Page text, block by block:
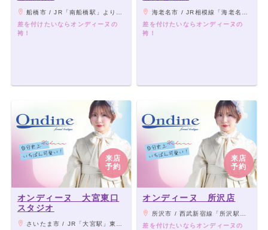
オンディーヌ 川越クレアモール店
オンディーヌ 帯広店
船橋市 / JR「南船橋駅」より徒歩5分、京成「船橋競馬場駅」より徒歩10分
差を付けたいならオンディーヌの
袴！
海老名市 / JR相模線「海老名駅」直結、小田急線「海老名駅」より徒歩3分、相模鉄道本線「海老名駅」より徒歩4分
差を付けたいならオンディーヌの
袴！
来店
予約
オンディーヌ 大宮東口
スタジオ
さいたま市 / JR「大宮駅」東口より徒歩4分
来店
予約
オンディーヌ 所沢店
所沢市 / 西武新宿線「所沢駅」西口より徒歩3分、プロペ通り沿い
差を付けたいならオンディーヌの